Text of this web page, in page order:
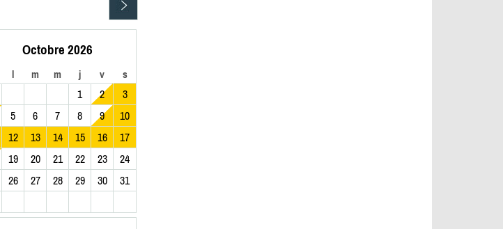
Octobre 2026
l m m j v s
1 2
3
5 6 7 8 9
10
12 13 14 15 16
17
19 20 21 22 23
24
26 27 28 29 30 31